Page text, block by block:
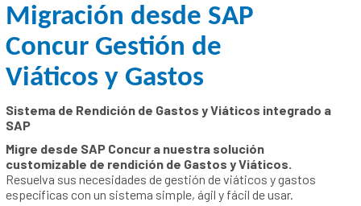
Migración desde SAP
Concur Gestión de
Viáticos y Gastos
Sistema de Rendición de Gastos y Viáticos integrado a
SAP
Migre desde SAP Concur a nuestra solución
customizable de rendición de Gastos y Viáticos.
Resuelva sus necesidades de gestión de viáticos y gastos
específicas con un sistema simple, ágil y fácil de usar.